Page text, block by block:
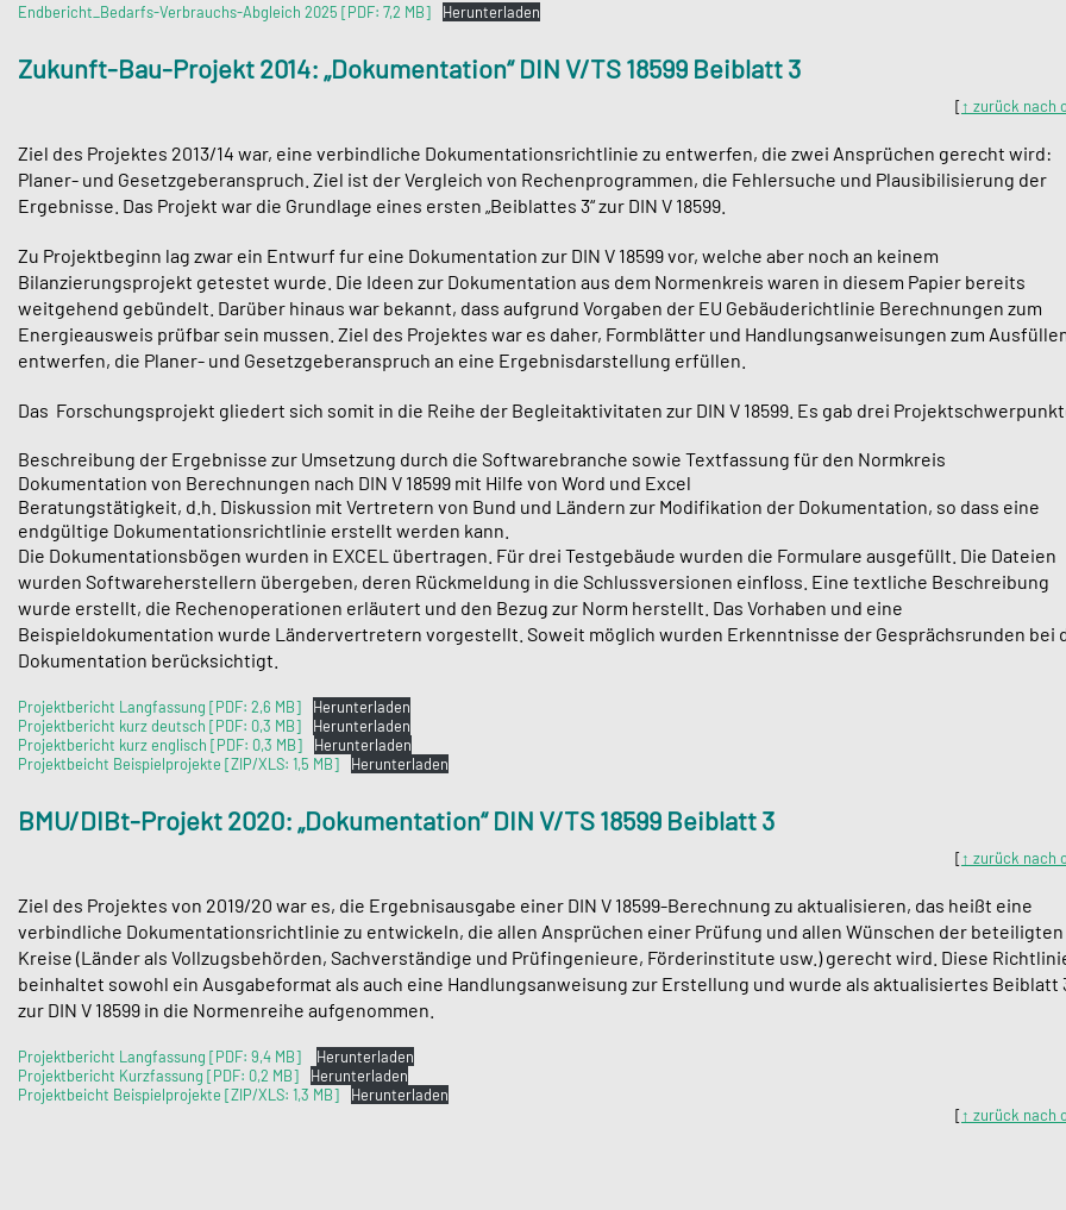
Endbericht_Bedarfs-Verbrauchs-Abgleich 2025 [PDF: 7,2 MB] Herunterladen
Zukunft-Bau-Projekt 2014: „Dokumentation“ DIN V/TS 18599 Beiblatt 3
[↑ zurück nach
Ziel des Projektes 2013/14 war, eine verbindliche Dokumentationsrichtlinie zu entwerfen, die zwei Ansprüchen gerecht wird:
Planer- und Gesetzgeberanspruch. Ziel ist der Vergleich von Rechenprogrammen, die Fehlersuche und Plausibilisierung der
Ergebnisse. Das Projekt war die Grundlage eines ersten „Beiblattes 3“ zur DIN V 18599.
Zu Projektbeginn lag zwar ein Entwurf fur eine Dokumentation zur DIN V 18599 vor, welche aber noch an keinem
Bilanzierungsprojekt getestet wurde. Die Ideen zur Dokumentation aus dem Normenkreis waren in diesem Papier bereits
weitgehend gebündelt. Darüber hinaus war bekannt, dass aufgrund Vorgaben der EU Gebäuderichtlinie Berechnungen zum
Energieausweis prüfbar sein mussen. Ziel des Projektes war es daher, Formblätter und Handlungsanweisungen zum
entwerfen, die Planer- und Gesetzgeberanspruch an eine Ergebnisdarstellung erfüllen.
Das Forschungsprojekt gliedert sich somit in die Reihe der Begleitaktivitaten zur DIN V 18599. Es gab drei
Beschreibung der Ergebnisse zur Umsetzung durch die Softwarebranche sowie Textfassung für den Normkreis
Dokumentation von Berechnungen nach DIN V 18599 mit Hilfe von Word und Excel
Beratungstätigkeit, d.h. Diskussion mit Vertretern von Bund und Ländern zur Modifikation der Dokumentation, so dass eine
endgültige Dokumentationsrichtlinie erstellt werden kann.
Die Dokumentationsbögen wurden in EXCEL übertragen. Für drei Testgebäude wurden die Formulare ausgefüllt. Die Dateien
wurden Softwareherstellern übergeben, deren Rückmeldung in die Schlussversionen einfloss. Eine textliche Beschreibung
wurde erstellt, die Rechenoperationen erläutert und den Bezug zur Norm herstellt. Das Vorhaben und eine
Beispieldokumentation wurde Ländervertretern vorgestellt. Soweit möglich wurden Erkenntnisse der Gesprächsrunden bei
Dokumentation berücksichtigt.
Projektbericht Langfassung [PDF: 2,6 MB]
Herunterladen
Projektbericht kurz deutsch [PDF: 0,3 MB]
Herunterladen
Projektbericht kurz englisch [PDF: 0,3 MB]
Herunterladen
Projektbeicht Beispielprojekte [ZIP/XLS: 1,5 MB]
Herunterladen
BMU/DIBt-Projekt 2020: „Dokumentation“ DIN V/TS 18599 Beiblatt 3
[↑ zurück nach
Ziel des Projektes von 2019/20 war es, die Ergebnisausgabe einer DIN V 18599-Berechnung zu aktualisieren, das heißt eine
verbindliche Dokumentationsrichtlinie zu entwickeln, die allen Ansprüchen einer Prüfung und allen Wünschen der beteiligten
Kreise (Länder als Vollzugsbehörden, Sachverständige und Prüfingenieure, Förderinstitute usw.) gerecht wird. Diese
beinhaltet sowohl ein Ausgabeformat als auch eine Handlungsanweisung zur Erstellung und wurde als aktualisiertes Beiblatt
zur DIN V 18599 in die Normenreihe aufgenommen.
Projektbericht Langfassung [PDF: 9,4 MB]
Herunterladen
Projektbericht Kurzfassung [PDF: 0,2 MB]
Herunterladen
Projektbeicht Beispielprojekte [ZIP/XLS: 1,3 MB]
Herunterladen
[↑ zurück nach